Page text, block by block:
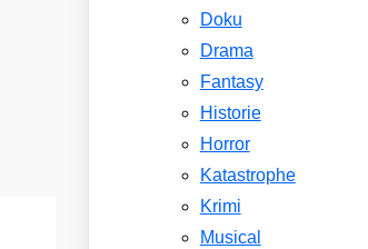
Doku
Drama
Fantasy
Historie
Horror
Katastrophe
Krimi
Musical